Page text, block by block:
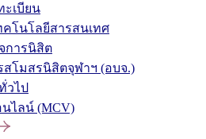
ะเบียน
คโนโลยีสารสนเทศ
การนิสิต
สโมสรนิสิตจุฬาฯ (อบจ.)
วไป
ไลน์ (MCV)